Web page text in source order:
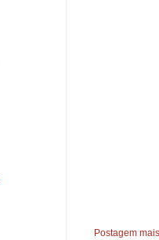
Postagem